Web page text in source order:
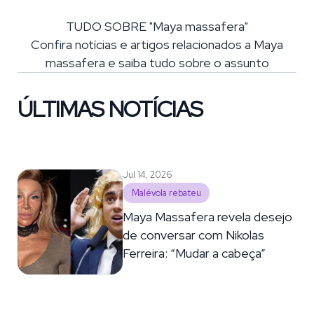
TUDO SOBRE "Maya massafera"
Confira notícias e artigos relacionados a Maya
massafera e saiba tudo sobre o assunto
ÚLTIMAS NOTÍCIAS
Jul 14, 2026
Malévola rebateu
Maya Massafera revela desejo
de conversar com Nikolas
Ferreira: “Mudar a cabeça”